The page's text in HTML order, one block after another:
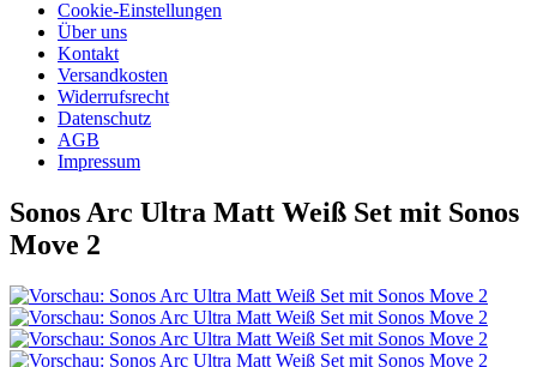
Cookie-Einstellungen
Über uns
Kontakt
Versandkosten
Widerrufsrecht
Datenschutz
AGB
Impressum
Sonos Arc Ultra Matt Weiß Set mit Sonos
Move 2